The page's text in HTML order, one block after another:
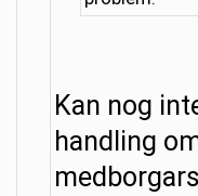
Kan nog
handling